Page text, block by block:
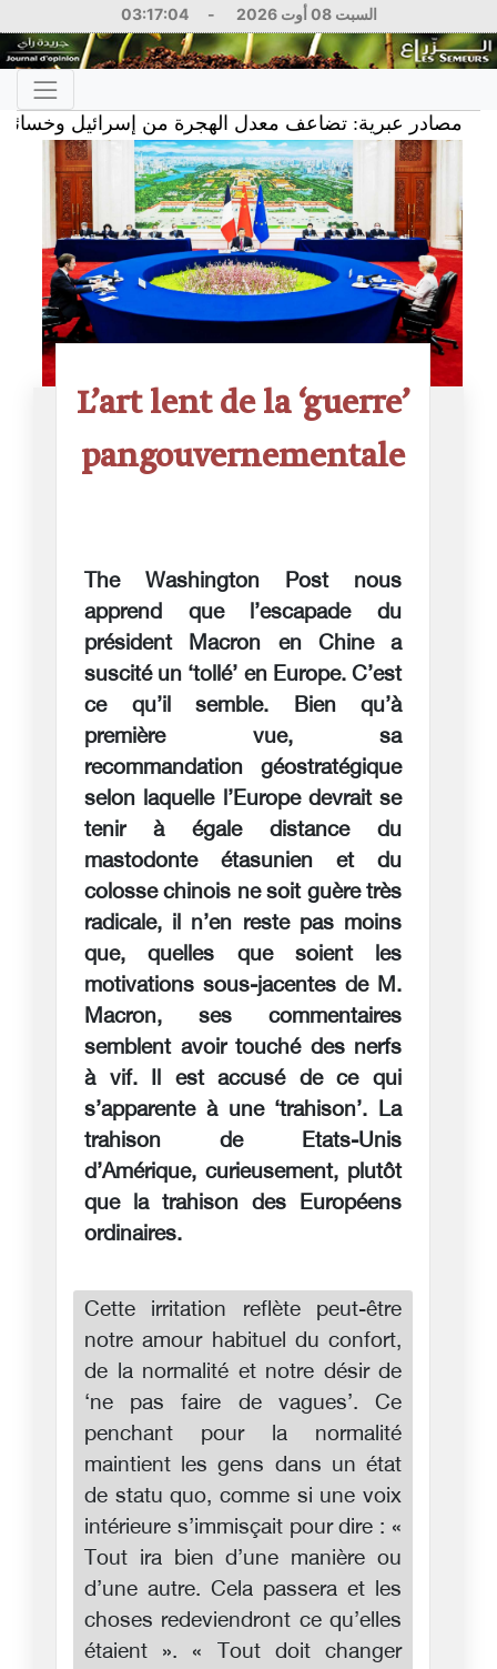
السبت 08 أوت 2026 -
03:17:05
عبرية: تضاعف معدل الهجرة من إسرائيل وخسائر بمئات
L’art lent de la ‘guerre’
pangouvernementale
The Washington Post nous
apprend que l’escapade du
président Macron en Chine a
suscité un ‘tollé’ en Europe. C’est
ce qu’il semble. Bien qu’à
première vue, sa
recommandation géostratégique
selon laquelle l’Europe devrait se
tenir à égale distance du
mastodonte étasunien et du
colosse chinois ne soit guère très
radicale, il n’en reste pas moins
que, quelles que soient les
motivations sous-jacentes de M.
Macron, ses commentaires
semblent avoir touché des nerfs
à vif. Il est accusé de ce qui
s’apparente à une ‘trahison’. La
trahison de Etats-Unis
d’Amérique, curieusement, plutôt
que la trahison des Européens
ordinaires.
Cette irritation reflète peut-être
notre amour habituel du confort,
de la normalité et notre désir de
‘ne pas faire de vagues’. Ce
penchant pour la normalité
maintient les gens dans un état
de statu quo, comme si une voix
intérieure s’immisçait pour dire : «
Tout ira bien d’une manière ou
d’une autre. Cela passera et les
choses redeviendront ce qu’elles
étaient ». « Tout doit changer